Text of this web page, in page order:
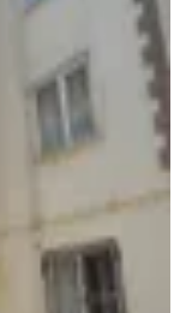
· 06.08.2026